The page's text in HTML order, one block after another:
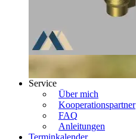
Service
Über mich
Kooperationspartner
FAQ
Anleitungen
Terminkalender